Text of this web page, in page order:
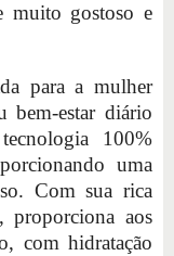
muito gostoso e
para a mulher
bem-estar diário
100%
uma
Com sua rica
proporciona aos
com hidratação